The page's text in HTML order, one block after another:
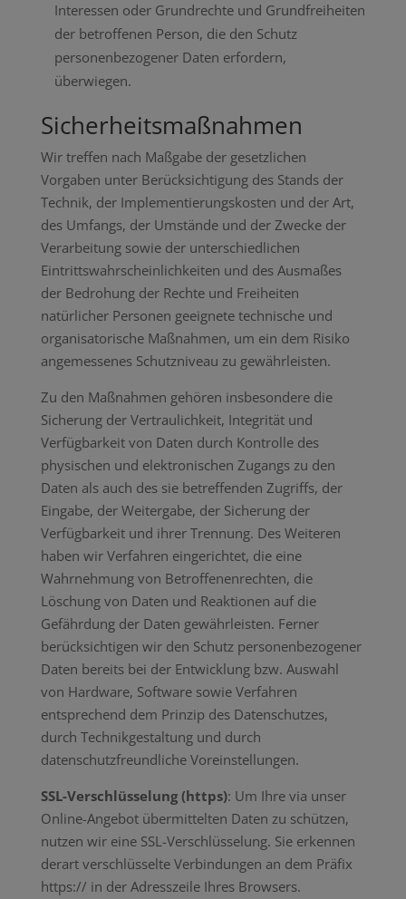
Interessen oder Grundrechte und Grundfreiheiten
der betroffenen Person, die den Schutz
personenbezogener Daten erfordern,
überwiegen.
Sicherheitsmaßnahmen
Wir treffen nach Maßgabe der gesetzlichen
Vorgaben unter Berücksichtigung des Stands der
Technik, der Implementierungskosten und der Art,
des Umfangs, der Umstände und der Zwecke der
Verarbeitung sowie der unterschiedlichen
Eintrittswahrscheinlichkeiten und des Ausmaßes
der Bedrohung der Rechte und Freiheiten
natürlicher Personen geeignete technische und
organisatorische Maßnahmen, um ein dem Risiko
angemessenes Schutzniveau zu gewährleisten.
Zu den Maßnahmen gehören insbesondere die
Sicherung der Vertraulichkeit, Integrität und
Verfügbarkeit von Daten durch Kontrolle des
physischen und elektronischen Zugangs zu den
Daten als auch des sie betreffenden Zugriffs, der
Eingabe, der Weitergabe, der Sicherung der
Verfügbarkeit und ihrer Trennung. Des Weiteren
haben wir Verfahren eingerichtet, die eine
Wahrnehmung von Betroffenenrechten, die
Löschung von Daten und Reaktionen auf die
Gefährdung der Daten gewährleisten. Ferner
berücksichtigen wir den Schutz personenbezogener
Daten bereits bei der Entwicklung bzw. Auswahl
von Hardware, Software sowie Verfahren
entsprechend dem Prinzip des Datenschutzes,
durch Technikgestaltung und durch
datenschutzfreundliche Voreinstellungen.
SSL-Verschlüsselung (https): Um Ihre via unser
Online-Angebot übermittelten Daten zu schützen,
nutzen wir eine SSL-Verschlüsselung. Sie erkennen
derart verschlüsselte Verbindungen an dem Präfix
https:// in der Adresszeile Ihres Browsers.